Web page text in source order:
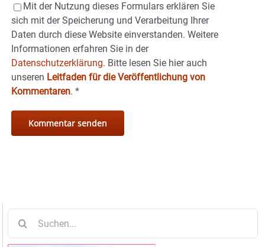
Mit der Nutzung dieses Formulars erklären Sie
sich mit der Speicherung und Verarbeitung Ihrer
Daten durch diese Website einverstanden. Weitere
Informationen erfahren Sie in der
Datenschutzerklärung. Bitte lesen Sie hier auch
unseren Leitfaden für die Veröffentlichung von
Kommentaren. *
nach: